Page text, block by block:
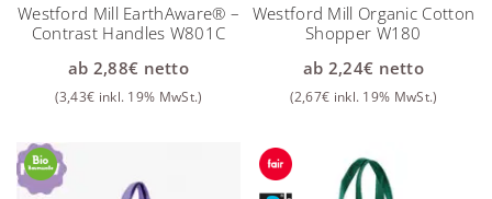
Westford Mill EarthAware® –
Contrast Handles W801C
ab 2,88€ netto
(3,43€ inkl. 19% MwSt.)
Westford Mill Organic Cotton
Shopper W180
ab 2,24€ netto
(2,67€ inkl. 19% MwSt.)